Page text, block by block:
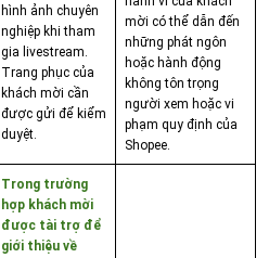
hình ảnh chuyên
nghiệp khi tham
gia livestream.
Trang phục của
khách mời cần
được gửi để kiểm
duyệt.
mời có thể dẫn đến
những phát ngôn
hoặc hành động
không tôn trọng
người xem hoặc vi
phạm quy định của
Shopee.
Trong trường
hợp khách mời
được tài trợ để
giới thiệu về